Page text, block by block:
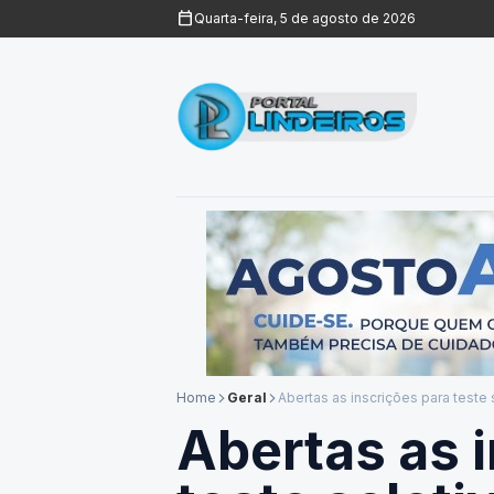
calendar_today Quarta-feira, 5 de agosto de 2026
Home arrow_forward_ios Geral arrow_forward_iosAbertas as inscrições para
Abertas as